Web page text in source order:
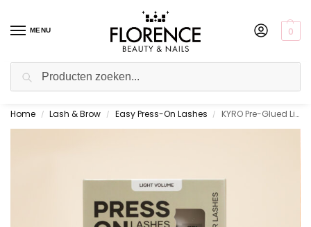
MENU 0
Gratis ophalen in de showroom
Home / Lash & Brow / Easy Press-On Lashes / KYRO Pre-Glued Light Volume – Press On Lashes